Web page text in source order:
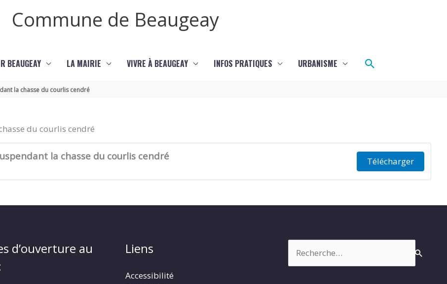
Commune de Beaugeay
BEAUGEAY LA MAIRIE VIVRE À BEAUGEAY INFOS PRATIQUES URBANISME Rechercher
la chasse du courlis cendré
du courlis cendré
la chasse du courlis cendré Télécharger
d’ouverture au
Liens
Accessibilité